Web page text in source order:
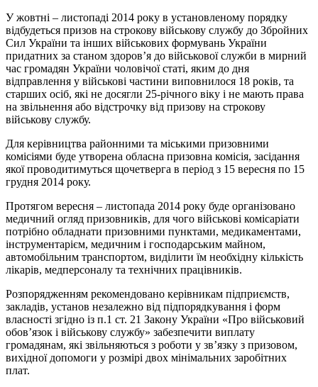
У жовтні – листопаді 2014 року в установленому порядку
відбудеться призов на строкову військову службу до Збройних
Сил України та інших військових формувань України
придатних за станом здоров’я до військової служби в мирний
час громадян України чоловічої статі, яким до дня
відправлення у військові частини виповнилося 18 років, та
старших осіб, які не досягли 25-річного віку і не мають права
на звільнення або відстрочку від призову на строкову
військову службу.
Для керівництва районними та міськими призовними
комісіями буде утворена обласна призовна комісія, засідання
якої проводитимуться щочетверга в період з 15 вересня по 15
грудня 2014 року.
Протягом вересня – листопада 2014 року буде організовано
медичний огляд призовників, для чого військові комісаріати
потрібно обладнати призовними пунктами, медикаментами,
інструментарієм, медичним і господарським майном,
автомобільним транспортом, виділити їм необхідну кількість
лікарів, медперсоналу та технічних працівників.
Розпорядженням рекомендовано керівникам підприємств,
закладів, установ незалежно від підпорядкування і форм
власності згідно із п.1 ст. 21 Закону України «Про військовий
обов’язок і військову службу» забезпечити виплату
громадянам, які звільняються з роботи у зв’язку з призовом,
вихідної допомоги у розмірі двох мінімальних заробітних
плат.